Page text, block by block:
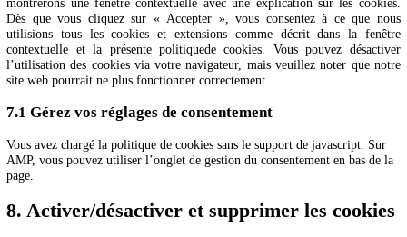
sourcebuster-
js
Finalité en attente d’enquête
Consent
to
youtube
Consent
to
divers
7. Consentement
Lorsque vous visitez notre site web pour la première fois,